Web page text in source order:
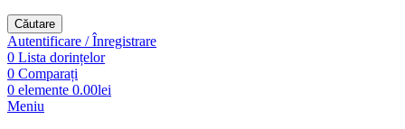
Căutare
Autentificare / Înregistrare
0 Lista dorințelor
0 Comparați
0 elemente 0.00lei
Meniu